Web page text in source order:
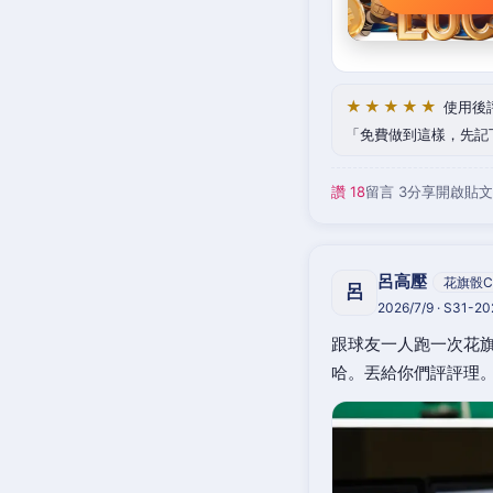
★★★★★ 使用後
免費做到這樣，先
讚 18留言 3分享開啟貼
呂 呂高壓
花旗骰
2026/7/9 · S31-
跟球友一人跑一次花
哈。丟給你們評評理